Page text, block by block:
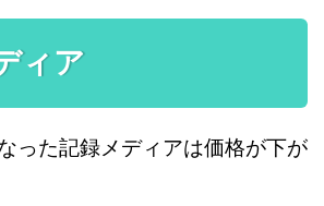
ィア
った記録メディアは価格が下が